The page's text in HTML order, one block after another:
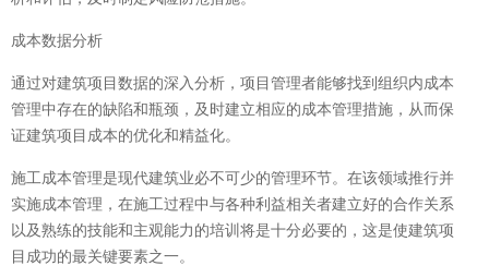
成本数据分析
通过对建筑项目数据的深入分析，项目管理者能够找到组织内成本
管理中存在的缺陷和瓶颈，及时建立相应的成本管理措施，从而保
证建筑项目成本的优化和精益化。
施工成本管理是现代建筑业必不可少的管理环节。在该领域推行并
实施成本管理，在施工过程中与各种利益相关者建立好的合作关系
以及熟练的技能和主观能力的培训将是十分必要的，这是使建筑项
目成功的最关键要素之一。